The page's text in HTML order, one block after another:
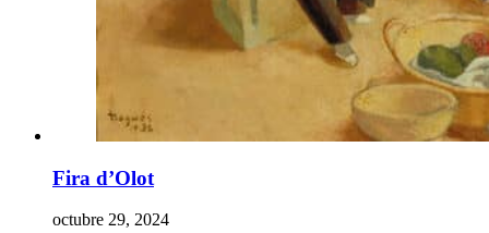
Fira d’Olot
octubre 29, 2024